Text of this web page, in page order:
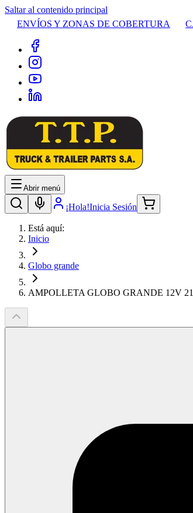
Saltar al contenido principal
ENVÍOS Y ZONAS DE COBERTURA
Abrir menú
¡Hola!Inicia Sesión
Está aquí:
Inicio
Globo grande
AMPOLLETA GLOBO GRANDE 12V